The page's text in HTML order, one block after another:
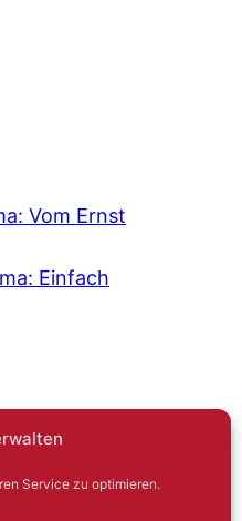
Service zu optimieren.
Vom Ernst
Einfach
bin einsam